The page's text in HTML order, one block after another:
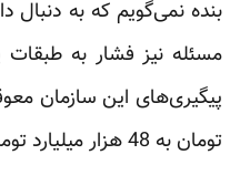
بنده نمی‌گویم که به دنبال
مسئله نیز فشار به
تومان به 48 هزار میلیارد تومان افزایش پیدا کرد.”